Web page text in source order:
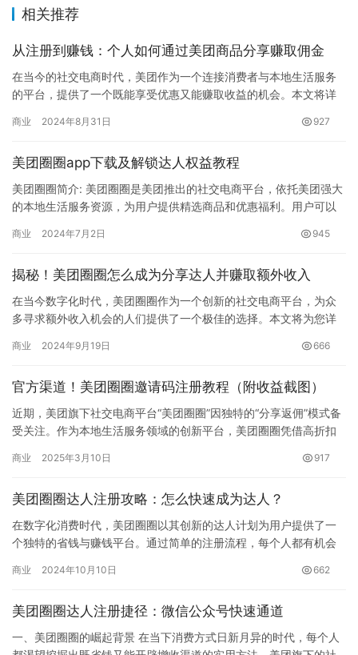
相关推荐
从注册到赚钱：个人如何通过美团商品分享赚取佣金
在当今的社交电商时代，美团作为一个连接消费者与本地生活服务
的平台，提供了一个既能享受优惠又能赚取收益的机会。本文将详
钱之旅…
商业 2024年8月31日 927
美团圈圈app下载及解锁达人权益教程
美团圈圈简介: 美团圈圈是美团推出的社交电商平台，依托美团强大
的本地生活服务资源，为用户提供精选商品和优惠福利。用户可以
商业 2024年7月2日 945
揭秘！美团圈圈怎么成为分享达人并赚取额外收入
在当今数字化时代，美团圈圈作为一个创新的社交电商平台，为众
多寻求额外收入机会的人们提供了一个极佳的选择。本文将为您详
梦想的…
商业 2024年9月19日 666
官方渠道！美团圈圈邀请码注册教程（附收益截图）
近期，美团旗下社交电商平台“美团圈圈”因独特的“分享返佣”模式备
受关注。作为本地生活服务领域的创新平台，美团圈圈凭借高折扣
商业 2025年3月10日 917
美团圈圈达人注册攻略：怎么快速成为达人？
在数字化消费时代，美团圈圈以其创新的达人计划为用户提供了一
个独特的省钱与赚钱平台。通过简单的注册流程，每个人都有机会
用户评…
商业 2024年10月10日 662
美团圈圈达人注册捷径：微信公众号快速通道
一、美团圈圈的崛起背景 在当下消费方式日新月异的时代，每个人